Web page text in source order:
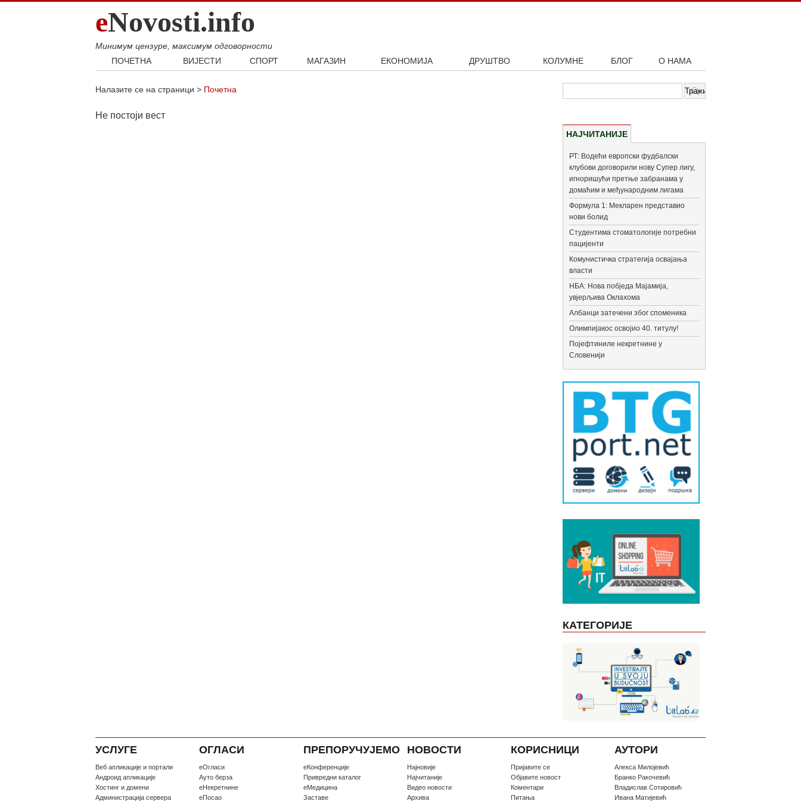
eNovosti.info
Минимум цензуре, максимум одговорности
ПОЧЕТНА
ВИЈЕСТИ
Балкан
СПОРТ
МАГАЗИН
ЕКОНОМИЈА
ДРУШТВО
КОЛУМНЕ БЛОГ О НАМА
Налазите се на страници > Почетна
Не постоји вест
НАЈЧИТАНИЈЕ
РТ: Водећи европски фудбалски
клубови договорили нову Супер лигу,
игноришући претње забранама у
домаћим и међународним лигама
Формула 1: Мекларен представио
нови болид
Студентима стоматологије потребни
пацијенти
Комунистичка стратегија освајања
власти
НБА: Нова побједа Мајамија,
увјерљива Оклахома
Албанци затечени због споменика
Олимпијакос освојио 40. титулу!
Појефтиниле некретнине у
Словенији
КАТЕГОРИЈЕ
УСЛУГЕ
Веб апликације и портали
Андроид апликације
Хостинг и домени
Администрација сервера
ОГЛАСИ
еОгласи
Ауто берза
еНекретнине
еПосао
ПРЕПОРУЧУЈЕМО
еКонференције
Привредни каталог
еМедицина
Заставе
НОВОСТИ
Најновије
Најчитаније
Видео новости
Архива
КОРИСНИЦИ
Пријавите се
Oбјавите новост
Коментари
Питања
АУТОРИ
Алекса Милојевић
Бранко Ракочевић
Владислав Сотировић
Ивана Матијевић